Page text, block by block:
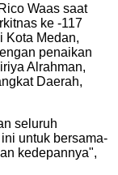
Waas saat
ke -117
Kota Medan,
penaikan
Alrahman,
Daerah,
seluruh
untuk bersama-
kedepannya",